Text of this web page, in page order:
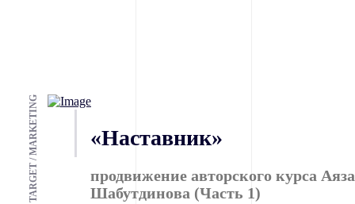
TARGET / MARKETING «Наставник»
продвижение авторского курса Аяза
Шабутдинова (Часть 1)